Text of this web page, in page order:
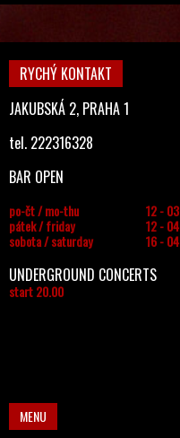
RYCHÝ KONTAKT
JAKUBSKÁ 2, PRAHA 1
tel. 222316328
BAR OPEN
po-čt / mo-thu
12 - 03
pátek / friday
12 - 04
sobota / saturday
16 - 04
UNDERGROUND CONCERTS
start 20.00
MENU